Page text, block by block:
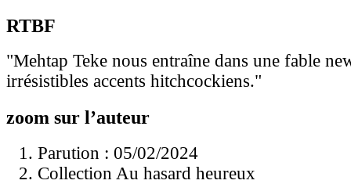
RTBF
"Mehtap Teke nous entraîne dans une fable
irrésistibles accents hitchcockiens."
zoom sur l’auteur
Parution : 05/02/2024
Collection Au hasard heureux